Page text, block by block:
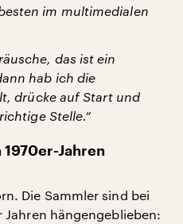
im multimedialen
das ist ein
hab ich die
drücke auf Start und
Stelle.“
1970er-Jahren
Die Sammler sind bei
Jahren hängengeblieben: